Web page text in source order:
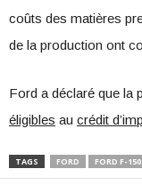
coûts des matières
de la production ont
Ford a déclaré que la
éligibles au crédit
TAGS FORD FORD F-